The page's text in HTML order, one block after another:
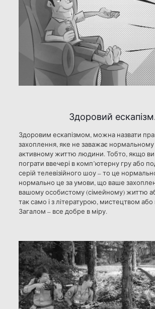
Здоровий ескапізм.
Здоровим ескапізмом, можна назвати
захоплення, яке не заважає нормальному
активному життю людини. Тобто, якщо
пограти ввечері в комп’ютерну гру або
серій телевізійного шоу – то це
нормально це за умови, що ваше
вашому особистому (сімейному) життю
так само і з літературою, мистецтвом або
Загалом – все добре в міру.